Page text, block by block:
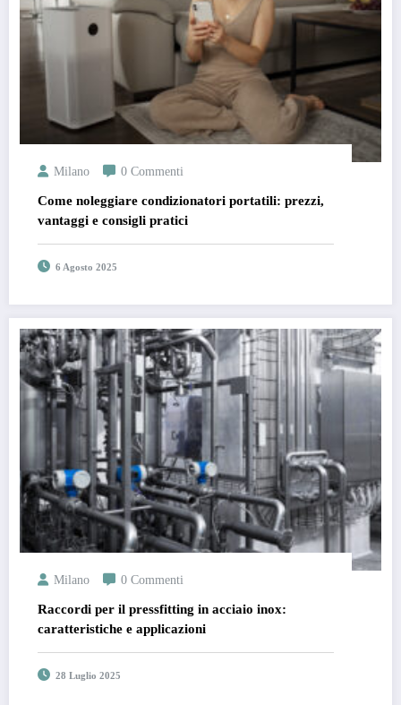
Milano 0 Commenti
Come noleggiare condizionatori portatili: prezzi,
vantaggi e consigli pratici
6 Agosto 2025
Milano 0 Commenti
Raccordi per il pressfitting in acciaio inox:
caratteristiche e applicazioni
28 Luglio 2025